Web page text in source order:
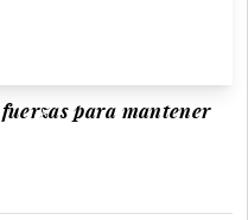
fuerzas para mantener